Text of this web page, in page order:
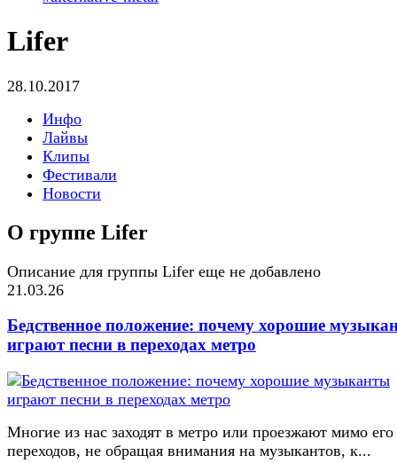
Lifer
28.10.2017
Инфо
Лайвы
Клипы
Фестивали
Новости
О группе Lifer
Описание для группы Lifer еще не добавлено
21.03.26
Бедственное положение: почему хорошие
играют песни в переходах метро
Многие из нас заходят в метро или проезжают мимо его
переходов, не обращая внимания на музыкантов, к...